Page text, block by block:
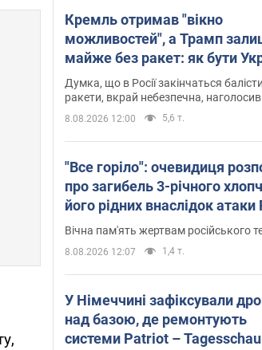
Кремль отримав "вікно
можливостей", а Трамп
майже без ракет: як бути
Інтерв’ю з Мельником
Думка, що в Росії закінчаться
ракети, вкрай небезпечна,
8.08.2026 12:00 5,6 т.
"Все горіло": очевидиця
про загибель 3-річного
його рідних внаслідок
Київщину. Відео та фото
Вічна пам'ять жертвам російського
8.08.2026 12:07 1,4 т.
У Німеччині зафіксували
над базою, де ремонтують
системи Patriot – Tagesschau